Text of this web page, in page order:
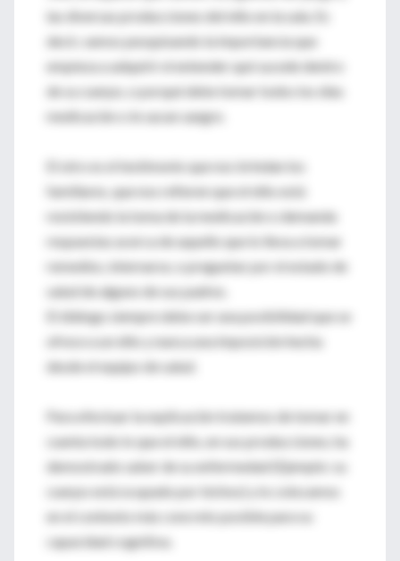
las diversas producciones del niño en la sala. Es
decir, vamos pesquisando la importancia que
empieza a adquirir el entender qué sucede dentro
de su cuerpo, o porqué debe tomar todos los días
medicación o le sacan sangre.
El otro es el testimonio que nos brindan los
familiares, que nos refieren que el niño está
resistiendo la toma de la medicación o demanda
respuestas acerca de aquello que lo lleva a tomar
remedios, internarse, o preguntar por el estado de
salud de alguno de sus padres.
El diálogo siempre debe ser una posibilidad que se
ofrece a un niño y nunca una imposición hecha
desde el equipo de salud.
Para efectuar la explicación tratamos de tomar en
cuenta todo lo que el niño, en sus producciones, ha
demostrado saber de su enfermedad (Ejemplo: su
cuerpo está ocupado por bichos) y lo colocamos
en el contexto más concreto posible para su
capacidad cognitiva.